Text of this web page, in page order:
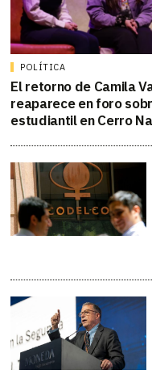
POLÍTICA
El retorno de Camila
reaparece en foro
estudiantil en Cerro